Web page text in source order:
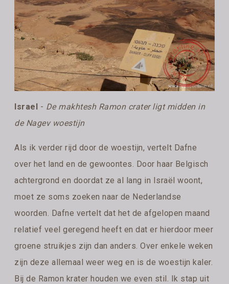
Israel - De makhtesh Ramon crater ligt midden in
de Nagev woestijn
Als ik verder rijd door de woestijn, vertelt Dafne
over het land en de gewoontes. Door haar Belgisch
achtergrond en doordat ze al lang in Israël woont,
moet ze soms zoeken naar de Nederlandse
woorden. Dafne vertelt dat het de afgelopen maand
relatief veel geregend heeft en dat er hierdoor meer
groene struikjes zijn dan anders. Over enkele weken
zijn deze allemaal weer weg en is de woestijn kaler.
Bij de Ramon krater houden we even stil. Ik stap uit